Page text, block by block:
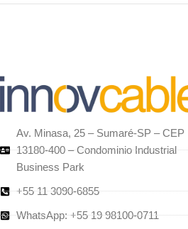
Av. Minasa, 25 – Sumaré-SP – CEP
13180-400 – Condominio Industrial
Business Park
+55 11 3090-6855
WhatsApp: +55 19 98100-0711